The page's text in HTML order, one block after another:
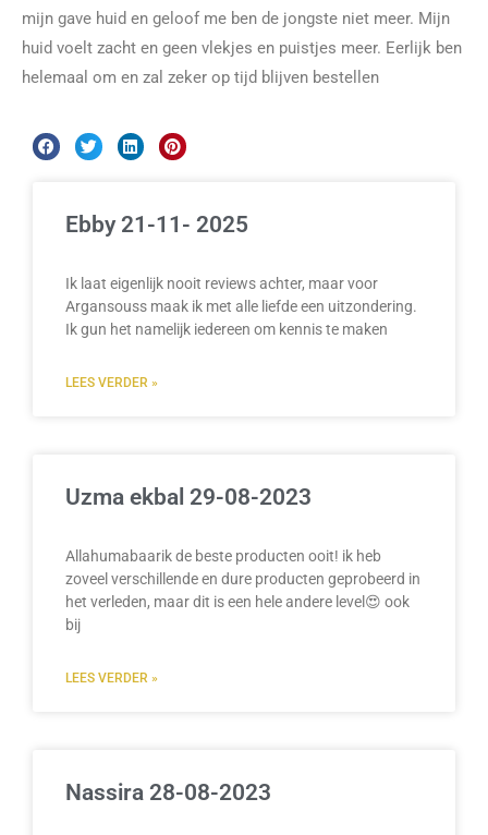
mijn gave huid en geloof me ben de jongste niet meer. Mijn
huid voelt zacht en geen vlekjes en puistjes meer. Eerlijk ben
helemaal om en zal zeker op tijd blijven bestellen
Ebby 21-11- 2025
Ik laat eigenlijk nooit reviews achter, maar voor
Argansouss maak ik met alle liefde een uitzondering.
Ik gun het namelijk iedereen om kennis te maken
LEES VERDER »
Uzma ekbal 29-08-2023
Allahumabaarik de beste producten ooit! ik heb
zoveel verschillende en dure producten geprobeerd in
het verleden, maar dit is een hele andere level😍 ook
bij
LEES VERDER »
Nassira 28-08-2023